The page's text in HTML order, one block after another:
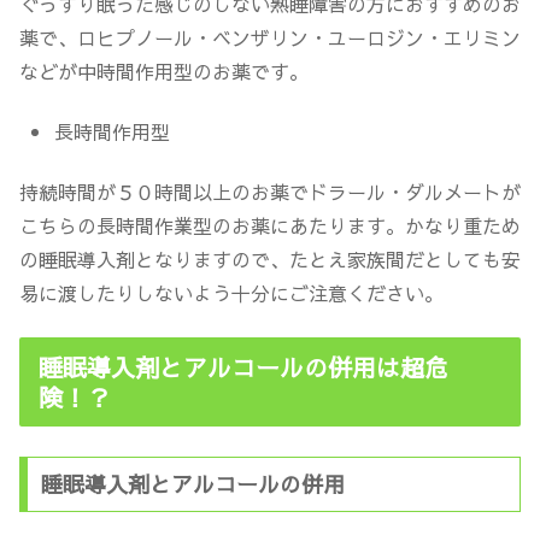
薬で、ロヒプノール・ベンザリン・ユーロジン・エリミン
などが中時間作用型のお薬です。
長時間作用型
持続時間が５０時間以上のお薬でドラール・ダルメートが
こちらの長時間作業型のお薬にあたります。かなり重ため
の睡眠導入剤となりますので、たとえ家族間だとしても安
易に渡したりしないよう十分にご注意ください。
睡眠導入剤とアルコールの併用は超危
険！？
睡眠導入剤とアルコールの併用